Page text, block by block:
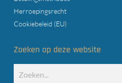
Herroepingsrecht
Cookiebeleid (EU)
Zoeken op deze website